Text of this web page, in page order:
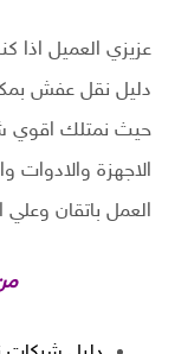
عزيزي العميل
دليل نقل عفش
حيث نمتلك اقوي
الاجهزة والادوات
العمل باتقان